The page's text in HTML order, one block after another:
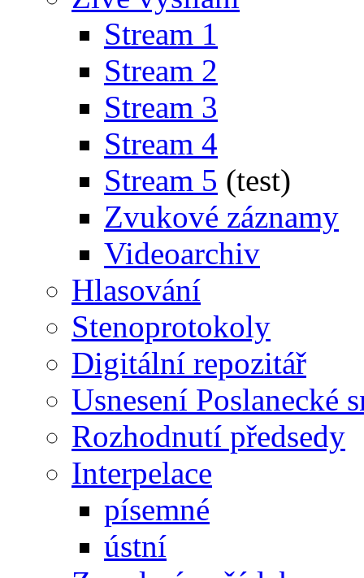
Stream 1
Stream 2
Stream 3
Stream 4
Stream 5 (test)
Zvukové záznamy
Videoarchiv
Hlasování
Stenoprotokoly
Digitální repozitář
Usnesení Poslanecké
Rozhodnutí předsedy
Interpelace
písemné
ústní